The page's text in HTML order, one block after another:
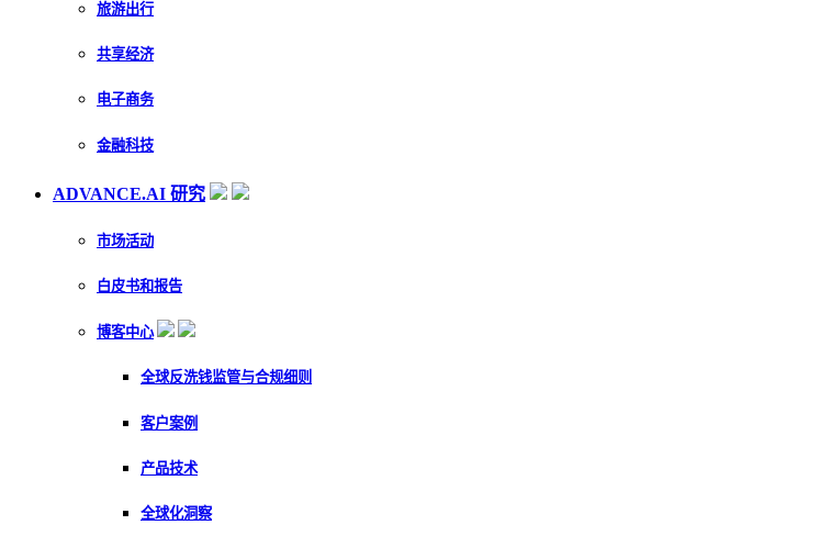
旅游出行
共享经济
电子商务
金融科技
ADVANCE.AI 研究
市场活动
白皮书和报告
博客中心
全球反洗钱监管与合规细则
客户案例
产品技术
全球化洞察